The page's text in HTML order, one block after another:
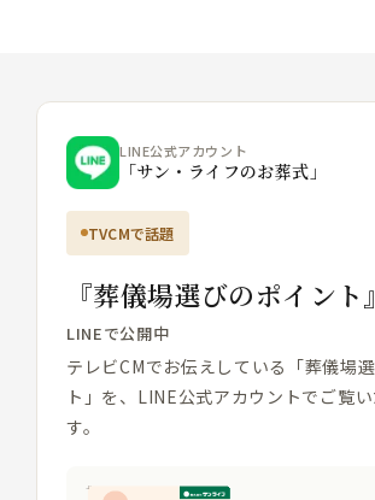
LINE公式アカウント
「サン・ライフのお葬式」
TVCMで話題
『葬儀場選びのポイント』
LINEで公開中
テレビCMでお伝えしている「葬儀場
ト」を、LINE公式アカウントでご覧
す。